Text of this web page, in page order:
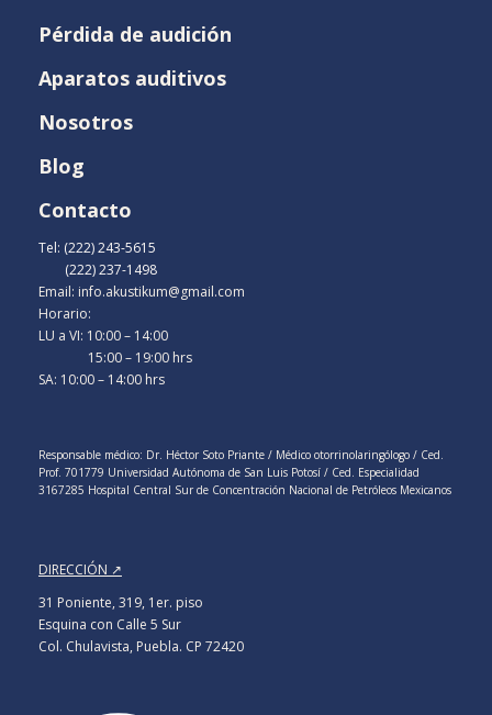
Pérdida de audición
Aparatos auditivos
Nosotros
Blog
Contacto
Tel: (222) 243-5615
(222) 237-1498
Email: info.akustikum@gmail.com
Horario:
LU a VI: 10:00 – 14:00
15:00 – 19:00 hrs
SA: 10:00 – 14:00 hrs
Responsable médico: Dr. Héctor Soto Priante / Médico otorrinolaringólogo / Ced.
Prof. 701779 Universidad Autónoma de San Luis Potosí / Ced. Especialidad
3167285 Hospital Central Sur de Concentración Nacional de Petróleos Mexicanos
DIRECCIÓN ↗
31 Poniente, 319, 1er. piso
Esquina con Calle 5 Sur
Col. Chulavista, Puebla. CP 72420